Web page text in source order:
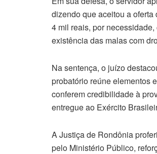
dizendo que aceitou a
4 mil reais, por
existência das malas com
Na sentença, o juízo
probatório reúne elementos
conferem credibilidade à
entregue ao Exército
A Justiça de Rondônia
pelo Ministério Público,